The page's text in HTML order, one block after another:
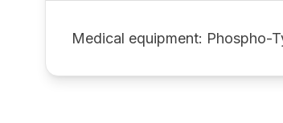
Medical equipment: Phospho-